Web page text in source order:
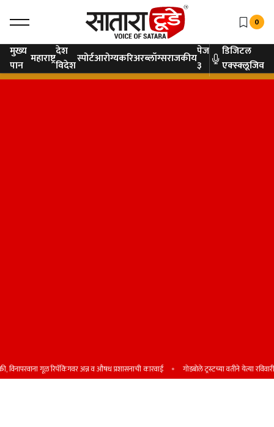
0
मुख्य
पान महाराष्ट्रदेश
विदेशस्पोर्टआरोग्यकरिअरब्लॉग्सराजकीयपेज
३
डिजिटल
एक्स्क्लूजिव
गूळ रिपॅकिंगवर अन्न व औषध प्रशासनाची कारवाई गोडबोले ट्रस्टच्या वतीने येत्या रविवारी